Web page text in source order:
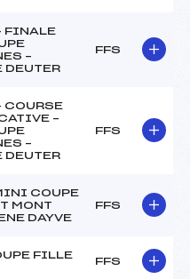
FINALE
–
DEUTER
FFS
COURSE
–
–
DEUTER
FFS
COUPE
MONT
DAYVE
FFS
FILLE
FFS